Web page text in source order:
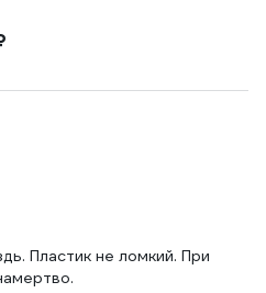
Пластик не ломкий. При